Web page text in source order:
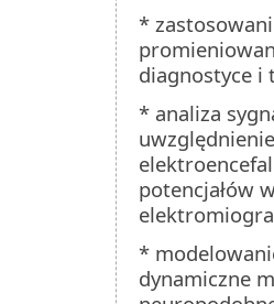
*
diagnostyce i
* analiza
potencjałów
*
dynamiczne